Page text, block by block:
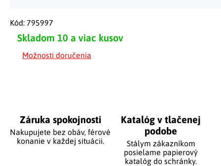
Skladom 10 a viac kusov
Možnosti doručenia
Kód: 795997
Záruka spokojnosti
Nakupujete bez obáv, férové
​​konanie v každej situácii.
Katalóg v tlačenej
podobe
Stálym zákazníkom
posielame papierový
katalóg do schránky.